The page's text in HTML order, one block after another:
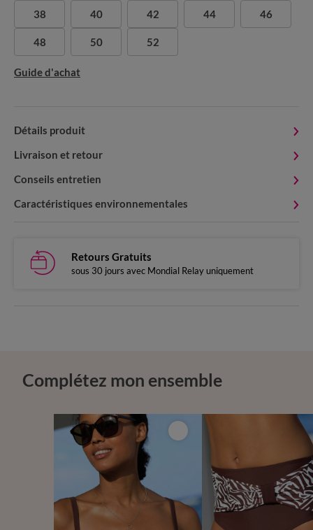
38 40 42 44 46
48 50 52
Guide d'achat
Détails produit
Livraison et retour
Conseils entretien
Caractéristiques environnementales
Retours Gratuits
sous 30 jours avec Mondial Relay uniquement
Complétez mon ensemble